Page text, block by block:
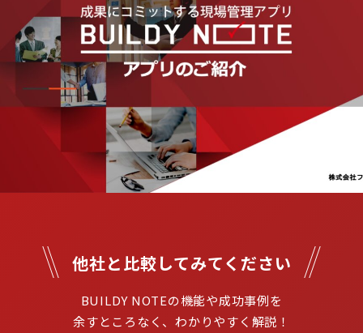
他社と比較してみてください
BUILDY NOTEの機能や成功事例を
余すところなく、わかりやすく解説！